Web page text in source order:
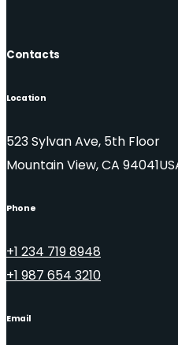
Contacts
Location
523 Sylvan Ave, 5th Floor
Mountain View, CA
Phone
+1 234 719 8948
+1 987 654 3210
Email